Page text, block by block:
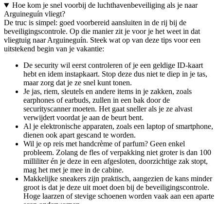
Hoe kom je snel voorbij de luchthavenbeveiliging als je naar
Arguineguín vliegt?
De truc is simpel: goed voorbereid aansluiten in de rij bij de
beveiligingscontrole. Op die manier zit je voor je het weet in dat
vliegtuig naar Arguineguín. Steek wat op van deze tips voor een
uitstekend begin van je vakantie:
De security wil eerst controleren of je een geldige ID-kaart
hebt en idem instapkaart. Stop deze dus niet te diep in je tas,
maar zorg dat je ze snel kunt tonen.
Je jas, riem, sleutels en andere items in je zakken, zoals
earphones of earbuds, zullen in een bak door de
securityscanner moeten. Het gaat sneller als je ze alvast
verwijdert voordat je aan de beurt bent.
Al je elektronische apparaten, zoals een laptop of smartphone,
dienen ook apart gescand te worden.
Wil je op reis met handcrème of parfum? Geen enkel
probleem. Zolang de fles of verpakking niet groter is dan 100
milliliter én je deze in een afgesloten, doorzichtige zak stopt,
mag het met je mee in de cabine.
Makkelijke sneakers zijn praktisch, aangezien de kans minder
groot is dat je deze uit moet doen bij de beveiligingscontrole.
Hoge laarzen of stevige schoenen worden vaak aan een aparte